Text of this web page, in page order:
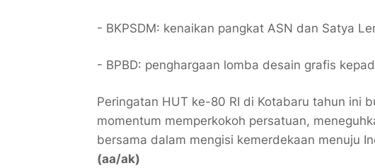
- BKPSDM: kenaikan pangkat ASN dan Satya
- BPBD: penghargaan lomba desain grafis
Peringatan HUT ke-80 RI di Kotabaru tahun ini
momentum memperkokoh persatuan,
bersama dalam mengisi kemerdekaan menuju
(aa/ak)